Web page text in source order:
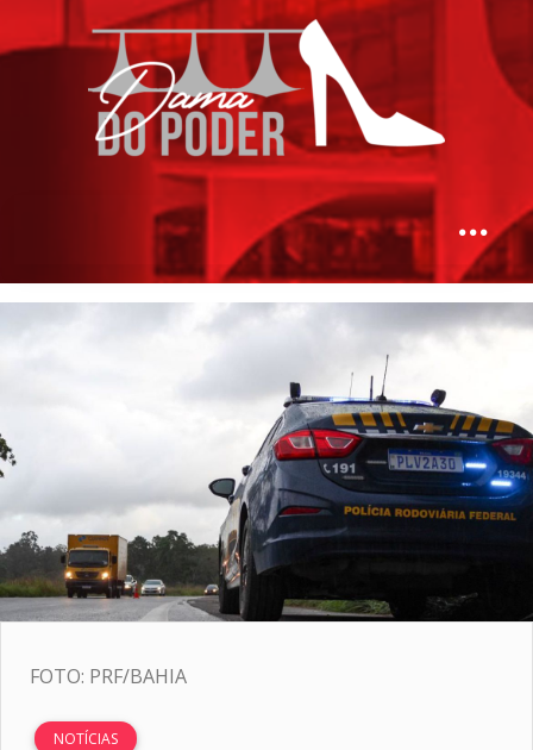
FOTO: PRF/BAHIA
NOTÍCIAS